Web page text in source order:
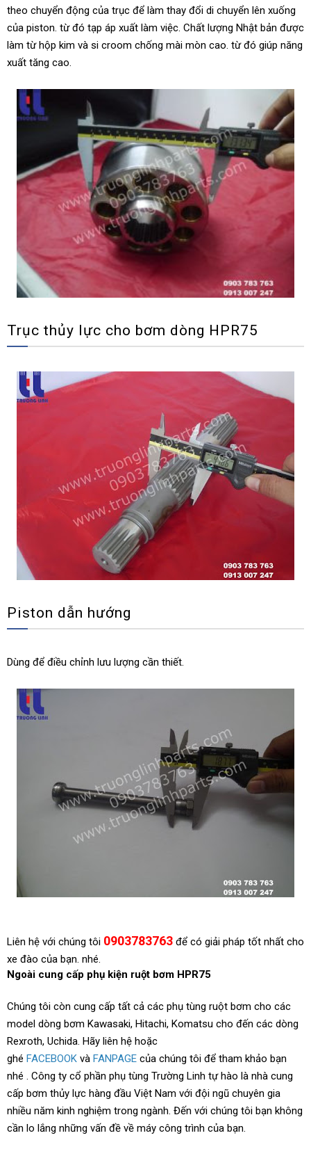
theo chuyển động của trục để làm thay đổi di chuyển lên xuống
của piston. từ đó tạp áp xuất làm việc. Chất lượng Nhật bản được
làm từ hộp kim và si croom chống mài mòn cao. từ đó giúp năng
xuất tăng cao.
Trục thủy lực cho bơm dòng HPR75
Piston dẫn hướng
Dùng để điều chỉnh lưu lượng cần thiết.
Liên hệ với chúng tôi 0903783763 để có giải pháp tốt nhất cho
xe đào của bạn. nhé.
Ngoài cung cấp phụ kiện ruột bơm HPR75
Chúng tôi còn cung cấp tất cả các phụ tùng ruột bơm cho các
model dòng bơm Kawasaki, Hitachi, Komatsu cho đến các dòng
Rexroth, Uchida. Hãy liên hệ hoặc
ghé FACEBOOK và FANPAGE của chúng tôi để tham khảo bạn
nhé . Công ty cổ phần phụ tùng Trường Linh tự hào là nhà cung
cấp bơm thủy lực hàng đầu Việt Nam với đội ngũ chuyên gia
nhiều năm kinh nghiệm trong ngành. Đến với chúng tôi bạn không
cần lo lắng những vấn đề về máy công trình của bạn.